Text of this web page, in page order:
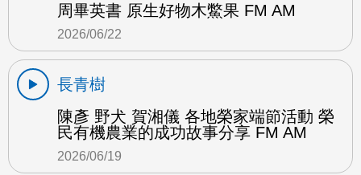
周畢英書 原生好物木鱉果 FM AM
2026/06/22
長青樹
陳彥 野犬 賀湘儀 各地榮家端節活動 榮
民有機農業的成功故事分享 FM AM
2026/06/19